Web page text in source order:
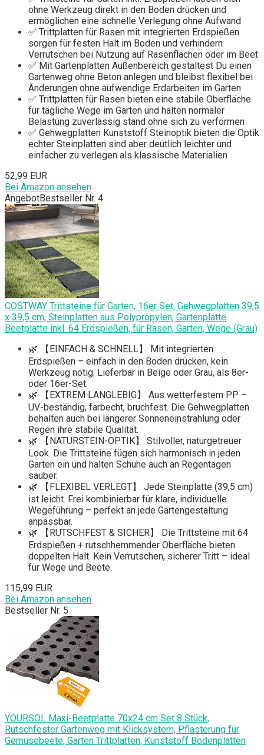
ohne Werkzeug direkt in den Boden drücken und
ermöglichen eine schnelle Verlegung ohne Aufwand
✅ Trittplatten für Rasen mit integrierten Erdspießen
sorgen für festen Halt im Boden und verhindern
Verrutschen bei Nutzung auf Rasenflächen oder im Beet
✅ Mit Gartenplatten Außenbereich gestaltest Du einen
Gartenweg ohne Beton anlegen und bleibst flexibel bei
Änderungen ohne aufwendige Erdarbeiten im Garten
✅ Trittplatten für Rasen bieten eine stabile Oberfläche
für tägliche Wege im Garten und halten normaler
Belastung zuverlässig stand ohne sich zu verformen
✅ Gehwegplatten Kunststoff Steinoptik bieten die Optik
echter Steinplatten sind aber deutlich leichter und
einfacher zu verlegen als klassische Materialien
52,99 EUR
Bei Amazon ansehen
AngebotBestseller Nr. 4
COSTWAY Trittsteine für Garten, 16er Set, Gehwegplatten 39,5
x 39,5 cm, Steinplatten aus Polypropylen, Gartenplatte
Beetplatte inkl. 64 Erdspießen, ​​für Rasen, Garten, Wege (Grau)
🌿 【EINFACH & SCHNELL】 Mit integrierten
Erdspießen – einfach in den Boden drücken, kein
Werkzeug nötig. Lieferbar in Beige oder Grau, als 8er-
oder 16er-Set.
🌿 【EXTREM LANGLEBIG】 Aus wetterfestem PP –
UV-beständig, farbecht, bruchfest. Die Gehwegplatten
behalten auch bei längerer Sonneneinstrahlung oder
Regen ihre stabile Qualität.
🌿 【NATURSTEIN-OPTIK】 Stilvoller, naturgetreuer
Look. Die Trittsteine fügen sich harmonisch in jeden
Garten ein und halten Schuhe auch an Regentagen
sauber.
🌿 【FLEXIBEL VERLEGT】 Jede Steinplatte (39,5 cm)
ist leicht. Frei kombinierbar für klare, individuelle
Wegeführung – perfekt an jede Gartengestaltung
anpassbar.
🌿 【RUTSCHFEST & SICHER】 Die Trittsteine mit 64
Erdspießen + rutschhemmender Oberfläche bieten
doppelten Halt. Kein Verrutschen, sicherer Tritt – ideal
für Wege und Beete.
115,99 EUR
Bei Amazon ansehen
Bestseller Nr. 5
YOURSOL Maxi-Beetplatte 70x24 cm Set 8 Stück,
Rutschfester Gartenweg mit Klicksystem, Pflasterung für
Gemüsebeete, Garten Trittplatten, Kunststoff Bodenplatten